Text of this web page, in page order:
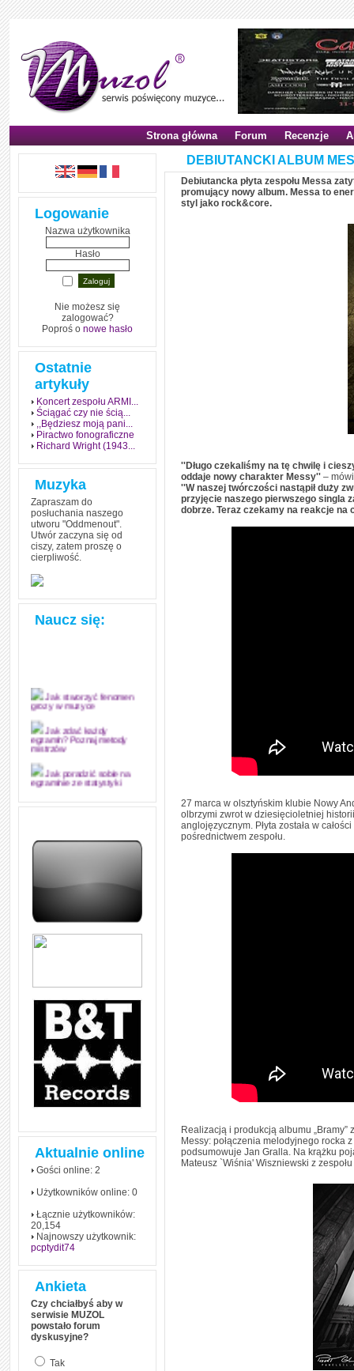
Strona główna Forum Recenzje
Logowanie
Nazwa użytkownika
Hasło
Nie możesz się
zalogować?
Poproś o nowe hasło
Ostatnie
artykuły
Koncert zespołu ARMI...
Ściągać czy nie ścią...
,,Będziesz moją pani...
Piractwo fonograficzne
Richard Wright (1943...
Muzyka
Zapraszam do
posłuchania naszego
utworu "Oddmenout".
Utwór zaczyna się od
ciszy, zatem proszę o
cierpliwość.
Naucz się:
Jak stworzyć fenomen
grozy w muzyce
Jak zdać każdy
egzamin? Poznaj metody
mistrzów
Jak poradzić sobie na
egzaminie ze statystyki
Jak napisać
dyplomową i ją z sukcesem
kółko tych samych błędów w
W jaki sposób 1000
formuł konwersacyjnych
pozwoli Ci opanować język
Angielskie przyimki
praktycznych przykładach,
dzięki którym łatwiej je
zapamiętasz
W końcu ktoś po ludzku i
zrozumiale wytłumaczył, na
czym polega mowa zależna
(reported speech) w języku
angielskim
Jak zacząć czytać
Aktualnie online
Gości online: 2
Użytkowników online: 0
Łącznie użytkowników:
20,154
Najnowszy użytkownik:
pcptydit74
Ankieta
Czy chciałbyś aby w
serwisie MUZOL
powstało forum
dyskusyjne?
Tak
DEBIUTANCKI ALBUM
Debiutancka płyta zespołu Messa
promujący nowy album. Messa to
styl jako rock&core.
''Długo czekaliśmy na tę chwilę i
oddaje nowy charakter Messy'' –
''W naszej twórczości nastąpił duży
przyjęcie naszego pierwszego singla
dobrze. Teraz czekamy na reakcje na
27 marca w olsztyńskim klubie Nowy
olbrzymi zwrot w dziesięcioletniej historii
anglojęzycznym. Płyta została w
pośrednictwem zespołu.
Realizacją i produkcją albumu „Bramy”
Messy: połączenia melodyjnego rocka
podsumowuje Jan Gralla. Na krążku
Mateusz `Wiśnia' Wiszniewski z